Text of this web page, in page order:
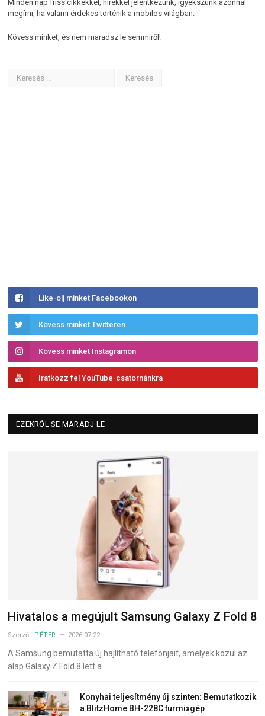
Minden nap friss cikkekkel, hírekkel jelentkezünk, igyekszünk azonnal
megírni, ha valami érdekes történik a mobilos világban.
Kövess minket, és nem maradsz le semmiről!
Like-olj minket Facebookon
Kövess minket Twitteren
Kövess minket Instagramon
Iratkozz fel YouTube-csatornánkra
EZEKRŐL SE MARADJ LE
Hivatalos a megújult Samsung Galaxy Z Fold 8
Szerző: PÉTER 2026-07-22
A Samsung bemutatta új hajlítható telefonjait, amelyek közül az
alap Galaxy Z Fold 8 lett a…
Konyhai teljesítmény új szinten: Bemutatkozik
a BlitzHome BH-228C turmixgép